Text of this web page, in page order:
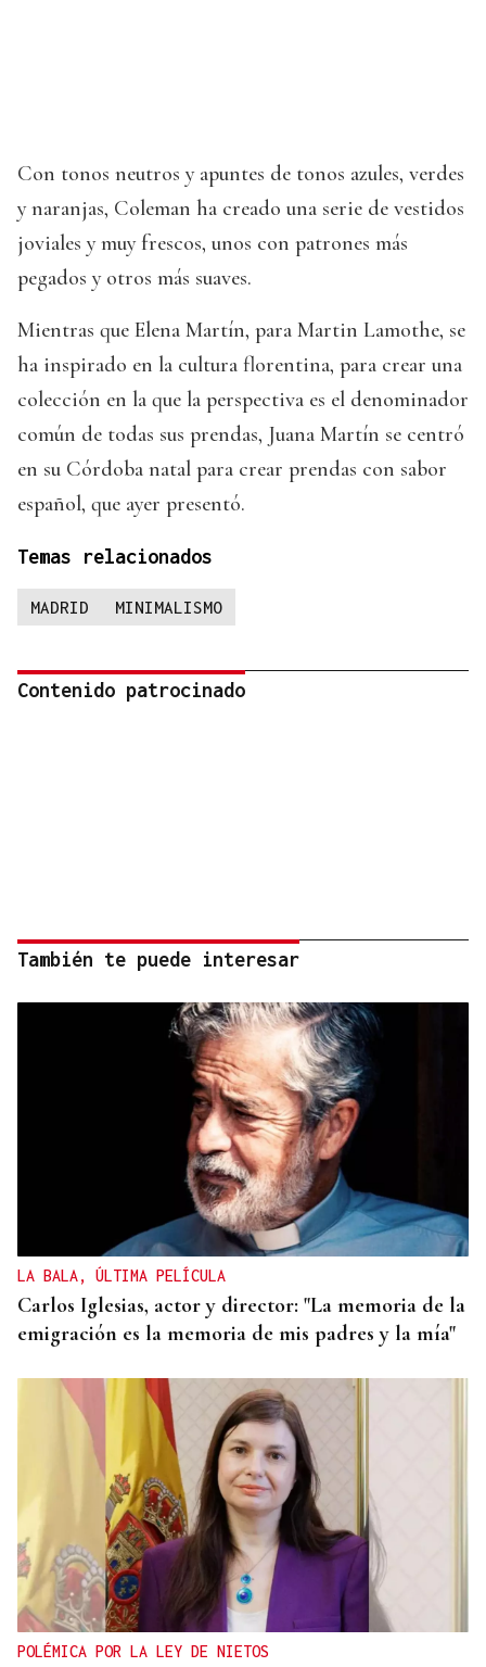
Con tonos neutros y apuntes de tonos azules, verdes
y naranjas, Coleman ha creado una serie de vestidos
joviales y muy frescos, unos con patrones más
pegados y otros más suaves.
Mientras que Elena Martín, para Martin Lamothe, se
ha inspirado en la cultura florentina, para crear una
colección en la que la perspectiva es el denominador
común de todas sus prendas, Juana Martín se centró
en su Córdoba natal para crear prendas con sabor
español, que ayer presentó.
Temas relacionados
MADRID MINIMALISMO
Contenido patrocinado
También te puede interesar
LA BALA, ÚLTIMA PELÍCULA
Carlos Iglesias, actor y director: "La memoria de la
emigración es la memoria de mis padres y la mía"
POLÉMICA POR LA LEY DE NIETOS